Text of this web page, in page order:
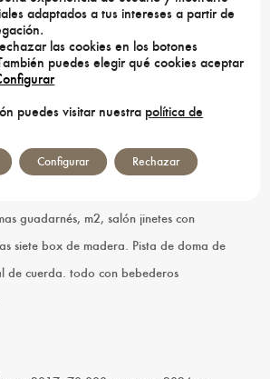
iluminada y con agua
guadarnés, m2, salón jinetes con
siete box de madera. Pista de doma de
de cuerda. todo con bebederos
adaptados a tus intereses a partir de
las cookies en los botones
puedes elegir qué cookies aceptar
puedes visitar nuestra política de
Rechazar
Configurar